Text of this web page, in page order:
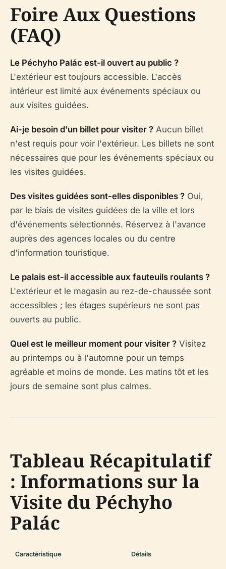
Foire Aux Questions
(FAQ)
Le Péchyho Palác est-il ouvert au public ?
L'extérieur est toujours accessible. L'accès
intérieur est limité aux événements spéciaux ou
aux visites guidées.
Ai-je besoin d'un billet pour visiter ? Aucun billet
n'est requis pour voir l'extérieur. Les billets ne sont
nécessaires que pour les événements spéciaux ou
les visites guidées.
Des visites guidées sont-elles disponibles ? Oui,
par le biais de visites guidées de la ville et lors
d'événements sélectionnés. Réservez à l'avance
auprès des agences locales ou du centre
d'information touristique.
Le palais est-il accessible aux fauteuils roulants ?
L'extérieur et le magasin au rez-de-chaussée sont
accessibles ; les étages supérieurs ne sont pas
ouverts au public.
Quel est le meilleur moment pour visiter ? Visitez
au printemps ou à l'automne pour un temps
agréable et moins de monde. Les matins tôt et les
jours de semaine sont plus calmes.
Tableau Récapitulatif
: Informations sur la
Visite du Péchyho
Palác
Caractéristique Détails